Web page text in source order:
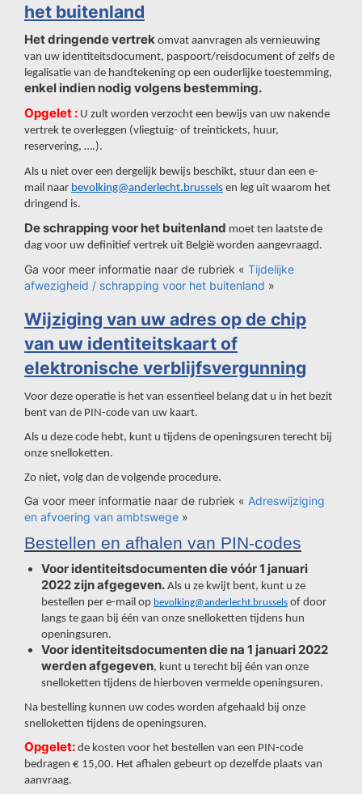
het buitenland
Het dringende vertrek omvat aanvragen als vernieuwing
van uw identiteitsdocument, paspoort/reisdocument of zelfs de
legalisatie van de handtekening op een ouderlijke toestemming,
enkel indien nodig volgens bestemming.
Opgelet : U zult worden verzocht een bewijs van uw nakende
vertrek te overleggen (vliegtuig- of treintickets, huur,
reservering, ….).
Als u niet over een dergelijk bewijs beschikt, stuur dan een e-
mail naar bevolking@anderlecht.brussels en leg uit waarom het
dringend is.
De schrapping voor het buitenland moet ten laatste de
dag voor uw definitief vertrek uit België worden aangevraagd.
Ga voor meer informatie naar de rubriek « Tijdelijke
afwezigheid / schrapping voor het buitenland »
Wijziging van uw adres op de chip
van uw identiteitskaart of
elektronische verblijfsvergunning
Voor deze operatie is het van essentieel belang dat u in het bezit
bent van de PIN-code van uw kaart.
Als u deze code hebt, kunt u tijdens de openingsuren terecht bij
onze snelloketten.
Zo niet, volg dan de volgende procedure.
Ga voor meer informatie naar de rubriek « Adreswijziging
en afvoering van ambtswege »
Bestellen en afhalen van PIN-codes
Voor identiteitsdocumenten die vóór 1 januari
2022 zijn afgegeven. Als u ze kwijt bent, kunt u ze
bestellen per e-mail op bevolking@anderlecht.brussels of door
langs te gaan bij één van onze snelloketten tijdens hun
openingsuren.
Voor identiteitsdocumenten die na 1 januari 2022
werden afgegeven, kunt u terecht bij één van onze
snelloketten tijdens de hierboven vermelde openingsuren.
Na bestelling kunnen uw codes worden afgehaald bij onze
snelloketten tijdens de openingsuren.
Opgelet: de kosten voor het bestellen van een PIN-code
bedragen € 15,00. Het afhalen gebeurt op dezelfde plaats van
aanvraag.